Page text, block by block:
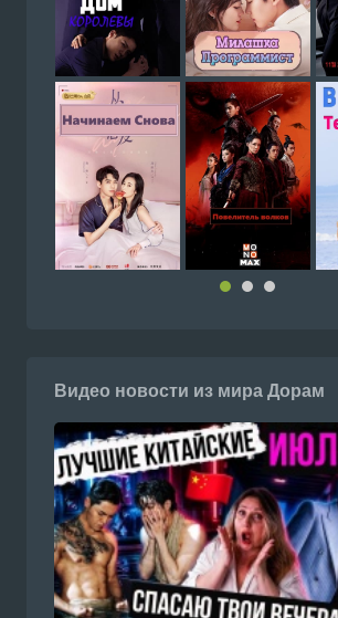
Видео новости из мира Дорам